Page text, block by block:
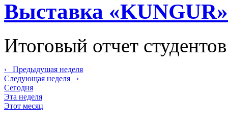
Выставка «KUNGUR»
Итоговый отчет студентов
‹ Предыдущая неделя
Следующая неделя ›
Сегодня
Эта неделя
Этот месяц